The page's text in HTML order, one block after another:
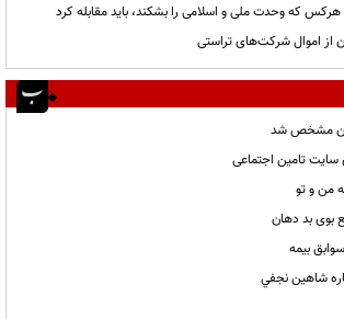
هرکس که وحدت ملی و اسلامی را بشکند، باید مقابله کرد
مشخص شد
تامین اجتماعی
من و تو
بیمه
شاهين نجفي